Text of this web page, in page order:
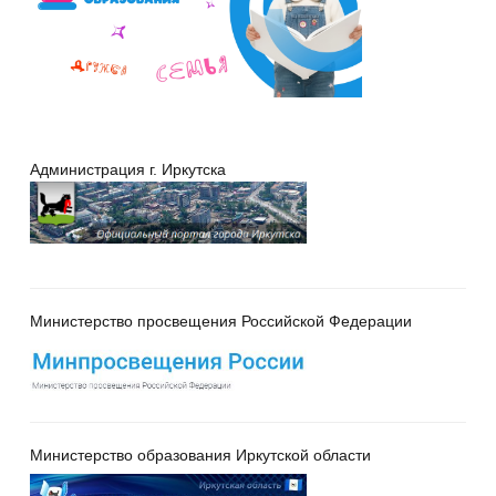
Администрация г. Иркутска
Министерство просвещения Российской Федерации
Министерство образования Иркутской области